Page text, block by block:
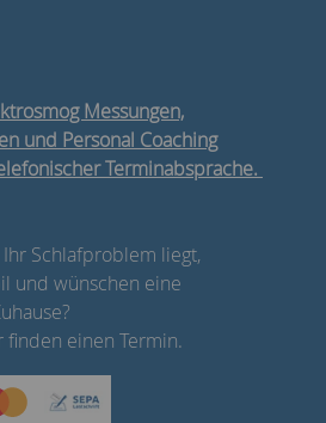
Messungen,
und Personal Coaching
Terminabsprache.
Schlafproblem liegt,
und wünschen eine
finden einen Termin.